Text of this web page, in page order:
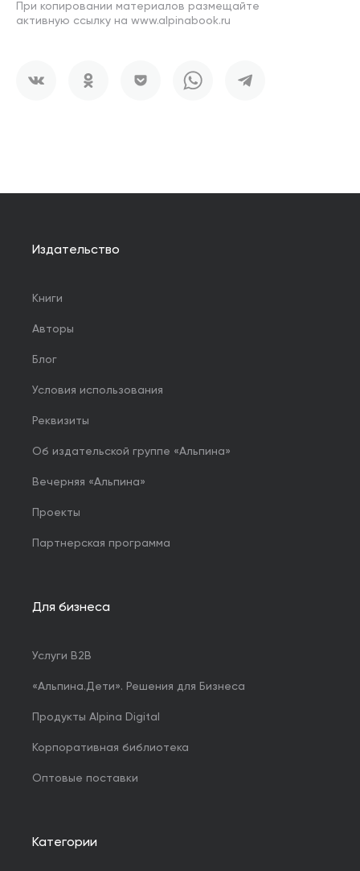
При копировании материалов размещайте
активную ссылку на www.alpinabook.ru
Издательство
Книги
Авторы
Блог
Условия использования
Реквизиты
Об издательской группе «Альпина»
Вечерняя «Альпина»
Проекты
Партнерская программа
Для бизнеса
Услуги B2B
«Альпина.Дети». Решения для Бизнеса
Продукты Alpina Digital
Корпоративная библиотека
Оптовые поставки
Категории